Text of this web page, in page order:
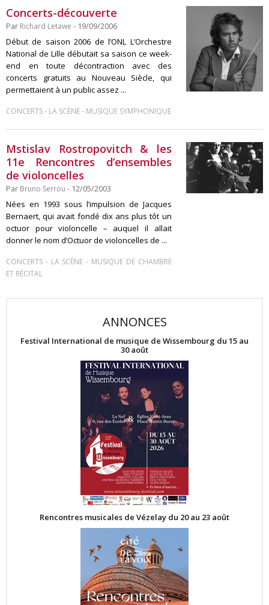
Concerts-découverte
Par Richard Letawe - 19/09/2006
Début de saison 2006 de l’ONL L’Orchestre
National de Lille débutait sa saison ce week-
end en toute décontraction avec des
concerts gratuits au Nouveau Siècle, qui
permettaient à un public assez ...
CONCERTS- LA SCÈNE- MUSIQUE SYMPHONIQUE
Mstislav Rostropovitch & les
11e Rencontres d’ensembles
de violoncelles
Par Bruno Serrou - 12/05/2003
Nées en 1993 sous l’impulsion de Jacques
Bernaert, qui avait fondé dix ans plus tôt un
octuor pour violoncelle – auquel il allait
donner le nom d’Octuor de violoncelles de ...
CONCERTS - LA SCÈNE - MUSIQUE DE CHAMBRE
ET RÉCITAL
ANNONCES
Festival International de musique de Wissembourg du 15 au
30 août
Rencontres musicales de Vézelay du 20 au 23 août